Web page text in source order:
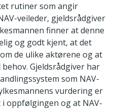
rutiner som angir
veileder, gjeldsrådgiver
finner at denne
og godt kjent, at det
de ulike aktørene og at
Gjeldsrådgiver har
som NAV-
vurdering er
oppfølgingen og at NAV-